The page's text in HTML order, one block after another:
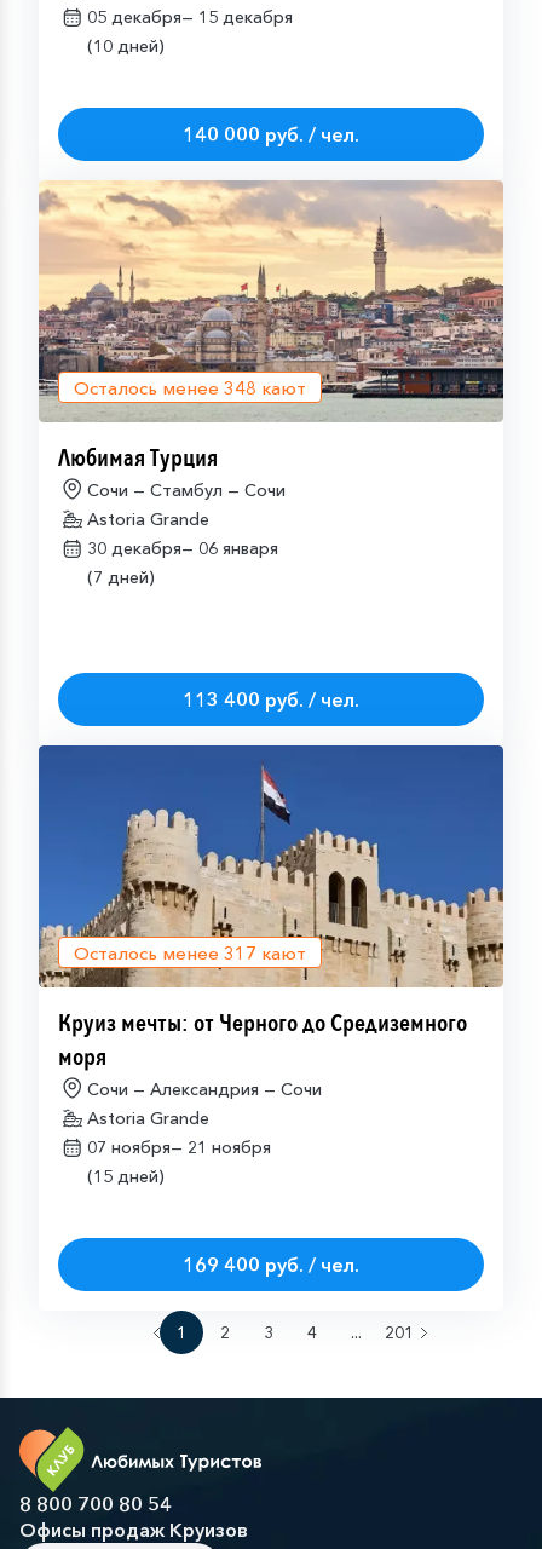
05 декабря— 15 декабря
(10 дней)
140 000 руб. / чел.
Осталось менее 348 кают
Любимая Турция
Сочи — Стамбул — Сочи
Astoria Grande
30 декабря— 06 января
(7 дней)
113 400 руб. / чел.
Осталось менее 317 кают
Круиз мечты: от Черного до Средиземного
моря
Сочи — Александрия — Сочи
Astoria Grande
07 ноября— 21 ноября
(15 дней)
169 400 руб. / чел.
1 2 3 4 ... 201
8 800 700 80 54
Офисы продаж Круизов